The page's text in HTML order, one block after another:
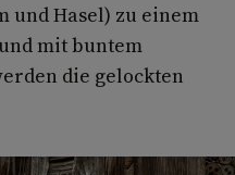
und Hasel) zu einem
mit buntem
die gelockten